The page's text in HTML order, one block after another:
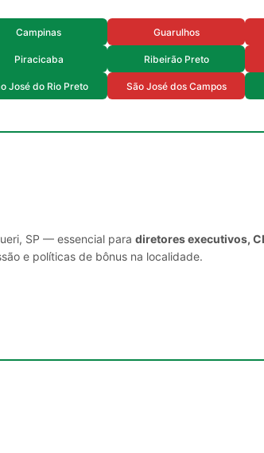
Campinas Guarulhos
Piracicaba Ribeirão Preto
José do Rio Preto São José dos Campos
SP — essencial para diretores executivos,
e políticas de bônus na localidade.